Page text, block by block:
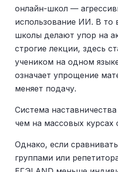
онлайн-школ —
использование ИИ. В то
школы делают упор на
строгие лекции, здесь
учеником на одном
означает упрощение
меняет подачу.
Система
чем на массовых курсах
Однако, если
группами или